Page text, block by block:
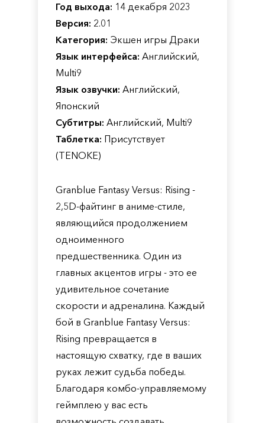
Год выхода: 14 декабря 2023
Версия: 2.01
Категория: Экшен игры Драки
Язык интерфейса: Английский,
Multi9
Язык озвучки: Английский,
Японский
Субтитры: Английский, Multi9
Таблетка: Присутствует
(TENOKE)
Granblue Fantasy Versus: Rising -
2,5D-файтинг в аниме-стиле,
являющийся продолжением
одноименного
предшественника. Один из
главных акцентов игры - это ее
удивительное сочетание
скорости и адреналина. Каждый
бой в Granblue Fantasy Versus:
Rising превращается в
настоящую схватку, где в ваших
руках лежит судьба победы.
Благодаря комбо-управляемому
геймплею у вас есть